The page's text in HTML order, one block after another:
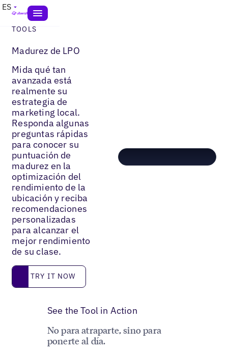
ES
TOOLS
Madurez de LPO
Mida qué tan
avanzada está
realmente su
estrategia de
marketing local.
Responda algunas
preguntas rápidas
para conocer su
puntuación de
madurez en la
optimización del
rendimiento de la
ubicación y reciba
recomendaciones
personalizadas
para alcanzar el
mejor rendimiento
de su clase.
Try it now
TRY IT NOW
See the Tool in Action
No para atraparte, sino para
ponerte al día.